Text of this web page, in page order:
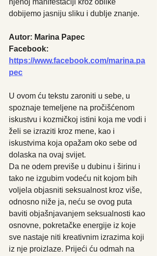
njenoj manifestaciji kroz oblike
dobijemo jasniju sliku i dublje znanje.
Autor: Marina Papec
Facebook:
https://www.facebook.com/marina.pa
pec
U ovom ću tekstu zaroniti u sebe, u
spoznaje temeljene na pročišćenom
iskustvu i kozmičkoj istini koja me vodi i
želi se izraziti kroz mene, kao i
iskustvima koja opažam oko sebe od
dolaska na ovaj svijet.
Da ne odem previše u dubinu i širinu i
tako ne izgubim vodeću nit kojom bih
voljela objasniti seksualnost kroz više,
odnosno niže ja, neću se ovog puta
baviti objašnjavanjem seksualnosti kao
osnovne, pokretačke energije iz koje
sve nastaje niti kreativnim izrazima koji
iz nje proizlaze. Prijeći ću odmah na